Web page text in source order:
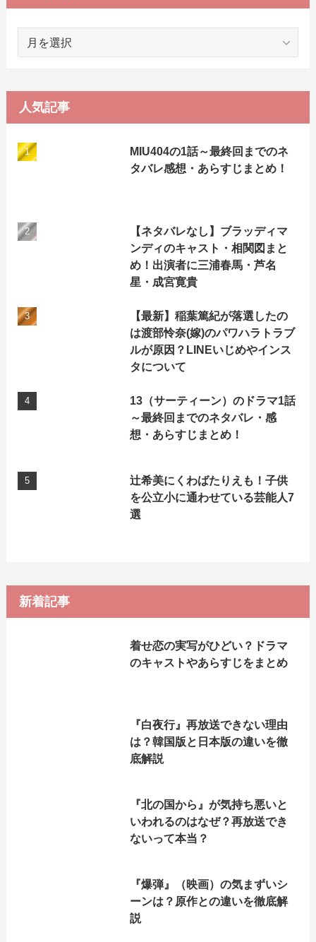
イ
ブ
人気記事
MIU404の1話～最終回までのネ
タバレ感想・あらすじまとめ！
【ネタバレなし】ブラッディマ
ンディのキャスト・相関図まと
め！出演者に三浦春馬・芦名
星・成宮寛貴
【最新】稲葉篤紀が落選したの
は渡部怜奈(嫁)のパワハラトラブ
ルが原因？LINEいじめやインス
タについて
13（サーティーン）のドラマ1話
～最終回までのネタバレ・感
想・あらすじまとめ！
辻希美にくわばたりえも！子供
を公立小に通わせている芸能人7
選
新着記事
着せ恋の実写がひどい？ドラマ
のキャストやあらすじをまとめ
『白夜行』再放送できない理由
は？韓国版と日本版の違いを徹
底解説
『北の国から』が気持ち悪いと
いわれるのはなぜ？再放送でき
ないって本当？
『爆弾』（映画）の気まずいシ
ーンは？原作との違いを徹底解
説